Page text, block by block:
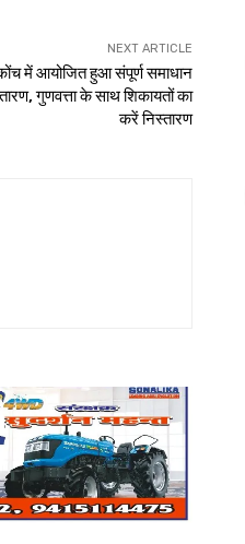
NEXT ARTICLE
में आयोजित हुआ संपूर्ण समाधान
गुणवत्ता के साथ शिकायतों का
करें निस्तारण